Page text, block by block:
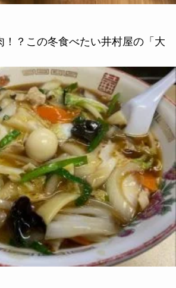
！？この冬食べたい井村屋の「大